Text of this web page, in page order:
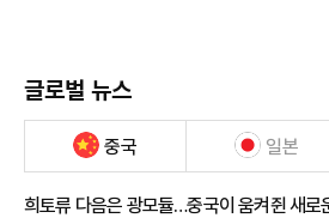
글로벌 뉴스
중국 일본
희토류 다음은 광모듈…중국이 움켜쥔 새로